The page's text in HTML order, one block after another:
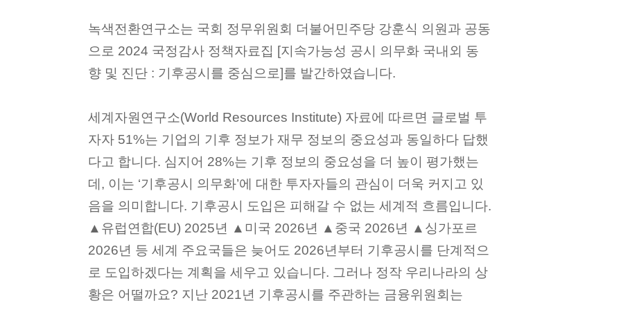
녹색전환연구소는 국회 정무위원회 더불어민주당 강훈식 의원과 공동
으로 2024 국정감사 정책자료집 [지속가능성 공시 의무화 국내외 동
향 및 진단 : 기후공시를 중심으로]를 발간하였습니다.
세계자원연구소(World Resources Institute) 자료에 따르면 글로벌 투
자자 51%는 기업의 기후 정보가 재무 정보의 중요성과 동일하다 답했
다고 합니다. 심지어 28%는 기후 정보의 중요성을 더 높이 평가했는
데, 이는 ‘기후공시 의무화’에 대한 투자자들의 관심이 더욱 커지고 있
음을 의미합니다. 기후공시 도입은 피해갈 수 없는 세계적 흐름입니다.
▲유럽연합(EU) 2025년 ▲미국 2026년 ▲중국 2026년 ▲싱가포르
2026년 등 세계 주요국들은 늦어도 2026년부터 기후공시를 단계적으
로 도입하겠다는 계획을 세우고 있습니다. 그러나 정작 우리나라의 상
황은 어떨까요? 지난 2021년 기후공시를 주관하는 금융위원회는